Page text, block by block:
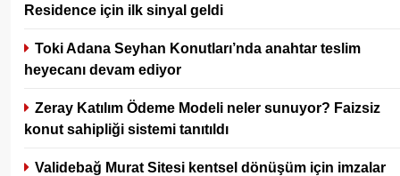
Residence için ilk sinyal geldi
Toki Adana Seyhan Konutları’nda anahtar teslim
heyecanı devam ediyor
Zeray Katılım Ödeme Modeli neler sunuyor? Faizsiz
konut sahipliği sistemi tanıtıldı
Validebağ Murat Sitesi kentsel dönüşüm için imzalar